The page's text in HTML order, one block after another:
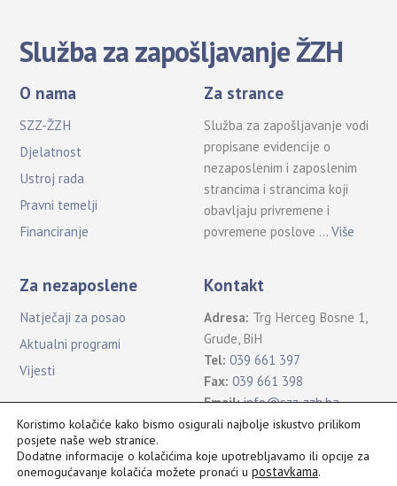
Služba za zapošljavanje ŽZH
O nama
SZZ-ŽZH
Djelatnost
Ustroj rada
Pravni temelji
Financiranje
Za strance
Služba za zapošljavanje vodi
propisane evidencije o
nezaposlenim i zaposlenim
strancima i strancima koji
obavljaju privremene i
povremene poslove …Više
Za nezaposlene
Natječaji za posao
Aktualni programi
Vijesti
Kontakt
Adresa: Trg Herceg Bosne 1,
Grude, BiH
Tel: 039 661 397
Fax: 039 661 398
Email: info@szz-zzh.ba
Sva prava pridržana Služba za zapošljavanje ŽZH ©2021
Koristimo kolačiće kako bismo osigurali najbolje iskustvo prilikom
posjete naše web stranice.
Dodatne informacije o kolačićima koje upotrebljavamo ili opcije za
onemogućavanje kolačića možete pronaći u postavkama.